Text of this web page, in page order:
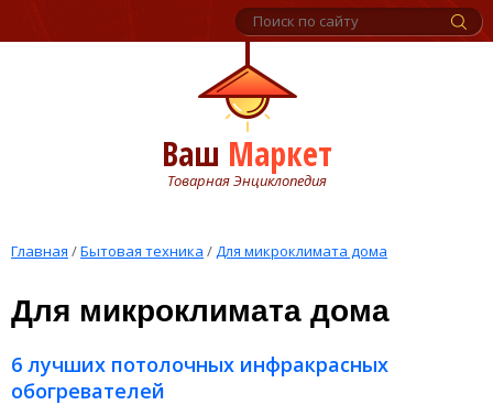
Ваш Маркет
Товарная Энциклопедия
Главная /Бытовая техника /Для микроклимата дома
Для микроклимата дома
6 лучших потолочных инфракрасных
обогревателей